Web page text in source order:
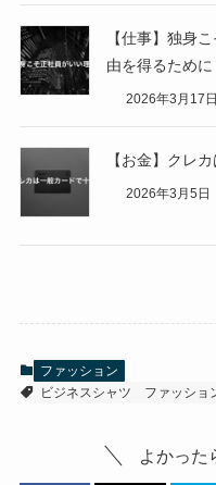
【仕事】独身
由を得るために
2026年3月17日
【お金】クレ
2026年3月5日
ファッション
ビジネスシャツ
ファッショ
よかった